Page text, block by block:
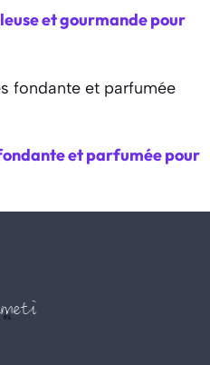
et gourmande pour
et parfumée pour